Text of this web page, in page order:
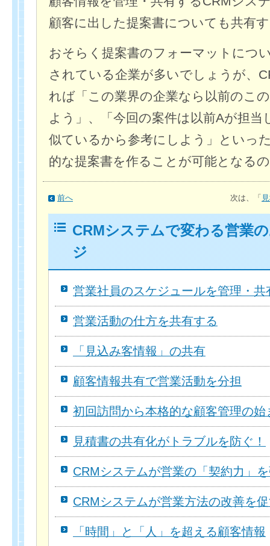
顧客に出した提案書についても共有
おそらく提案書のフォーマットにつ
されている企業が多いでしょうが、
れば「この業界の企業なら以前のこ
よう」、「今回の案件は以前Aが担
似ているから参考にしよう」といっ
的な提案書を作ることが可能となる
前へ 次は、「
CRMシステムで変わる営業
ジ
営業社員のスケジュールを管理・共
営業活動の仕方を共有する
「見込み客情報」の共有
顧客情報共有で営業活動を分担
初回訪問から本格的な顧客管理の始
見積書の共有化がトラブルを防ぐ！
CRMシステムが営業の「契約力」
CRMシステムが営業方法の改善を
「時間」と「人」を超える顧客情報